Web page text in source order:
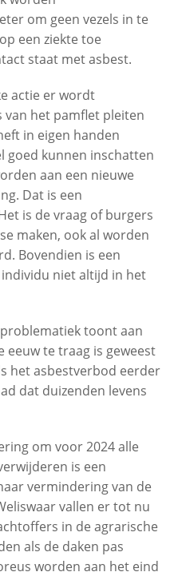
om geen vezels in te
een ziekte toe
staat met asbest.
actie er wordt
het pamflet pleiten
in eigen handen
goed kunnen inschatten
aan een nieuwe
Dat is een
is de vraag of burgers
maken, ook al worden
Bovendien is een
niet altijd in het
toont aan
eeuw te traag is geweest
het asbestverbod eerder
dat duizenden levens
om voor 2024 alle
is een
vermindering van de
vallen er tot nu
in de agrarische
als de daken pas
worden aan het eind